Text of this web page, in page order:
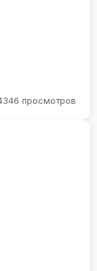
просмотров